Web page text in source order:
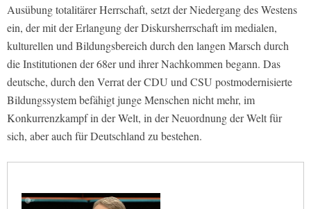
Ausübung totalitärer Herrschaft, setzt der Niedergang des Westens
ein, der mit der Erlangung der Diskursherrschaft im medialen,
kulturellen und Bildungsbereich durch den langen Marsch durch
die Institutionen der 68er und ihrer Nachkommen begann. Das
deutsche, durch den Verrat der CDU und CSU postmodernisierte
Bildungssystem befähigt junge Menschen nicht mehr, im
Konkurrenzkampf in der Welt, in der Neuordnung der Welt für
sich, aber auch für Deutschland zu bestehen.